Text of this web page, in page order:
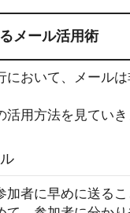
メール活用術
において、メール
用方法を見ていき
加者に早めに送るこ